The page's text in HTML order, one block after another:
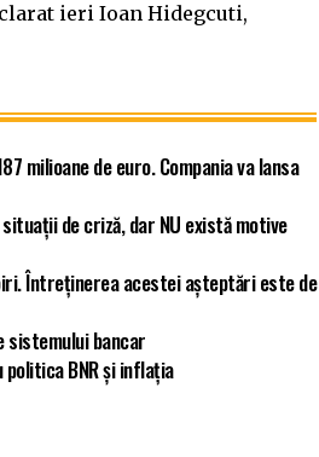
ieri Ioan Hidegcuti,
milioane de euro. Compania va lansa
de criză, dar NU există motive
Întreținerea acestei așteptări este de
sistemului bancar
politica BNR și inflația